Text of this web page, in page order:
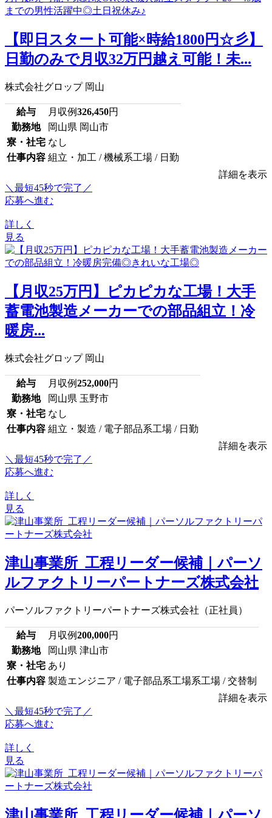
【即日スタート可能×時給1800円☆彡】
日勤のみで月収32万円越え可能！未...
株式会社グロップ 岡山
給与 月収例326,450円
勤務地
岡山県 岡山市
寮・社宅 なし
仕事内容 組立・加工 / 機械系工場 / 日勤
詳細を表示
＼最短45秒で完了／
応募へ進む
詳しく
見る
【月収25万円】ピカピカな工場！大手
蓄電池製造メーカーでの部品組立！冷
暖房...
株式会社グロップ 岡山
給与 月収例252,000円
勤務地
岡山県 玉野市
寮・社宅 なし
仕事内容 組立・製造 / 電子部品系工場 / 日勤
詳細を表示
＼最短45秒で完了／
応募へ進む
詳しく
見る
津山事業所_工程リーダー候補｜パーソ
ルファクトリーパートナーズ株式会社
パーソルファクトリーパートナーズ株式会社（正社員）
給与 月収例200,000円
勤務地
岡山県 津山市
寮・社宅 あり
仕事内容 製造エンジニア / 電子部品系工場系工場 / 交替制
詳細を表示
＼最短45秒で完了／
応募へ進む
詳しく
見る
津山事業所_工程リーダー候補｜パーソ